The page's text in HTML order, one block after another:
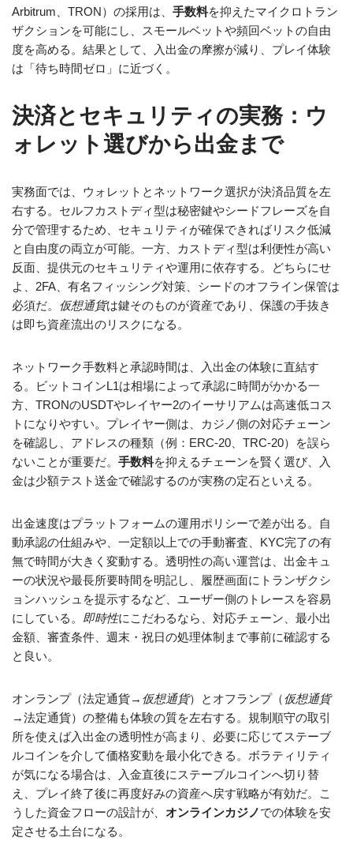
Arbitrum、TRON）の採用は、 手数料を抑えたマイクロトラン
ザクションを可能にし、スモールベットや頻回ベットの自由
度を高める。結果として、入出金の摩擦が減り、プレイ体験
は「待ち時間ゼロ」に近づく。
決済とセキュリティの実務：ウ
ォレット選びから出金まで
実務面では、ウォレットとネットワーク選択が決済品質を左
右する。セルフカストディ型は秘密鍵やシードフレーズを自
分で管理するため、セキュリティが確保できればリスク低減
と自由度の両立が可能。一方、カストディ型は利便性が高い
反面、提供元のセキュリティや運用に依存する。どちらにせ
よ、2FA、有名フィッシング対策、シードのオフライン保管は
必須だ。 仮想通貨は鍵そのものが資産であり、保護の手抜き
は即ち資産流出のリスクになる。
ネットワーク手数料と承認時間は、入出金の体験に直結す
る。ビットコインL1は相場によって承認に時間がかかる一
方、TRONのUSDTやレイヤー2のイーサリアムは高速低コス
トになりやすい。プレイヤー側は、カジノ側の対応チェーン
を確認し、アドレスの種類（例：ERC-20、TRC-20）を誤ら
ないことが重要だ。 手数料を抑えるチェーンを賢く選び、入
金は少額テスト送金で確認するのが実務の定石といえる。
出金速度はプラットフォームの運用ポリシーで差が出る。自
動承認の仕組みや、一定額以上での手動審査、KYC完了の有
無で時間が大きく変動する。透明性の高い運営は、出金キュ
ーの状況や最長所要時間を明記し、履歴画面にトランザクシ
ョンハッシュを提示するなど、ユーザー側のトレースを容易
にしている。 即時性にこだわるなら、対応チェーン、最小出
金額、審査条件、週末・祝日の処理体制まで事前に確認する
と良い。
オンランプ（法定通貨→ 仮想通貨）とオフランプ（仮想通貨
→法定通貨）の整備も体験の質を左右する。規制順守の取引
所を使えば入出金の透明性が高まり、必要に応じてステーブ
ルコインを介して価格変動を最小化できる。ボラティリティ
が気になる場合は、入金直後にステーブルコインへ切り替
え、プレイ終了後に再度好みの資産へ戻す戦略が有効だ。こ
うした資金フローの設計が、 オンラインカジノでの体験を安
定させる土台になる。